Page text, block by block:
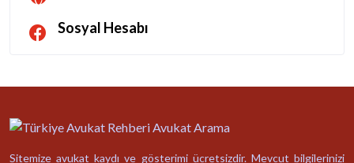
Sosyal Hesabı
Sitemize avukat kaydı ve gösterimi ücretsizdir. Mevcut bilgilerinizi